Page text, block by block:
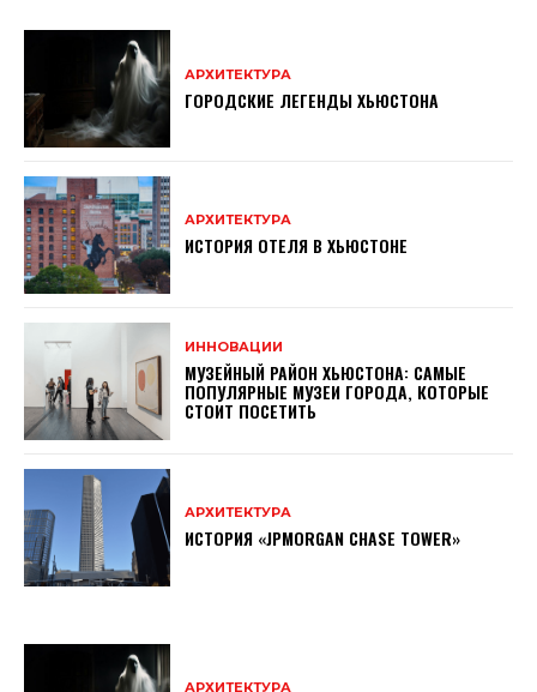
АРХИТЕКТУРА
ГОРОДСКИЕ ЛЕГЕНДЫ ХЬЮСТОНА
АРХИТЕКТУРА
ИСТОРИЯ ОТЕЛЯ В ХЬЮСТОНЕ
ИННОВАЦИИ
МУЗЕЙНЫЙ РАЙОН ХЬЮСТОНА: САМЫЕ
ПОПУЛЯРНЫЕ МУЗЕИ ГОРОДА, КОТОРЫЕ
СТОИТ ПОСЕТИТЬ
АРХИТЕКТУРА
ИСТОРИЯ «JPMORGAN CHASE TOWER»
АРХИТЕКТУРА